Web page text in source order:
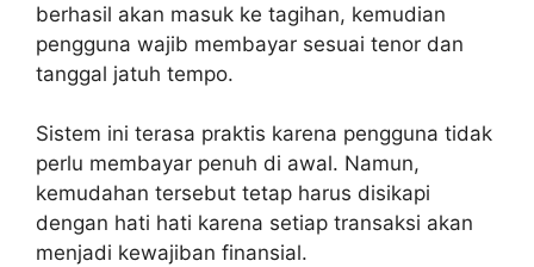
berhasil akan masuk ke tagihan, kemudian
pengguna wajib membayar sesuai tenor dan
tanggal jatuh tempo.
Sistem ini terasa praktis karena pengguna tidak
perlu membayar penuh di awal. Namun,
kemudahan tersebut tetap harus disikapi
dengan hati hati karena setiap transaksi akan
menjadi kewajiban finansial.